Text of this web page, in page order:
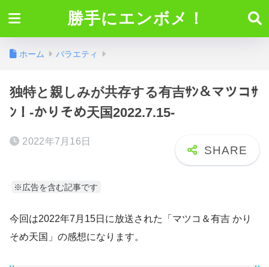
勝手にエンボメ！
ホーム バラエティ
独特と親しみが共存する有吉ｻﾝ＆マツコｻ
ﾝ！-かりそめ天国2022.7.15-
2022年7月16日
※広告を含む記事です
今回は2022年7月15日に放送された「マツコ＆有吉 かり
そめ天国」の感想になります。